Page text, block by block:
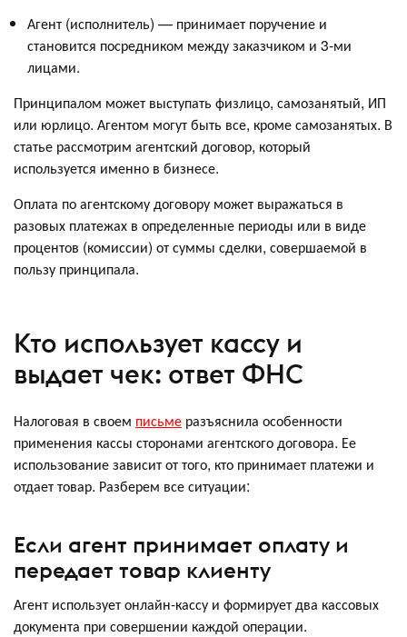
Агент (исполнитель) — принимает поручение и
становится посредником между заказчиком и 3-ми
лицами.
Принципалом может выступать физлицо, самозанятый, ИП
или юрлицо. Агентом могут быть все, кроме самозанятых. В
статье рассмотрим агентский договор, который
используется именно в бизнесе.
Оплата по агентскому договору может выражаться в
разовых платежах в определенные периоды или в виде
процентов (комиссии) от суммы сделки, совершаемой в
пользу принципала.
Кто использует кассу и
выдает чек: ответ ФНС
Налоговая в своем письме разъяснила особенности
применения кассы сторонами агентского договора. Ее
использование зависит от того, кто принимает платежи и
отдает товар. Разберем все ситуации:
Если агент принимает оплату и
передает товар клиенту
Агент использует онлайн-кассу и формирует два кассовых
документа при совершении каждой операции.